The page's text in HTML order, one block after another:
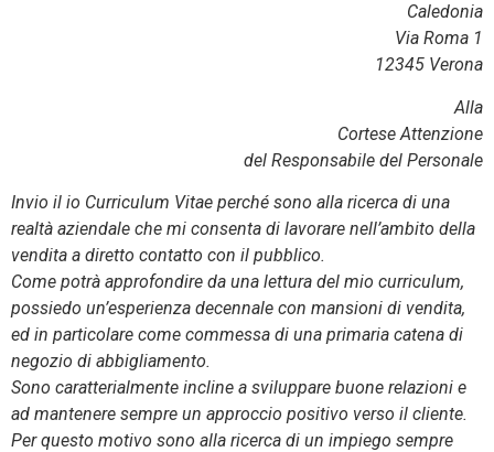
Caledonia
Via Roma 1
12345 Verona
Alla
Cortese Attenzione
del Responsabile del Personale
Invio il io Curriculum Vitae perché sono alla ricerca di una
realtà aziendale che mi consenta di lavorare nell’ambito della
vendita a diretto contatto con il pubblico.
Come potrà approfondire da una lettura del mio curriculum,
possiedo un’esperienza decennale con mansioni di vendita,
ed in particolare come commessa di una primaria catena di
negozio di abbigliamento.
Sono caratterialmente incline a sviluppare buone relazioni e
ad mantenere sempre un approccio positivo verso il cliente.
Per questo motivo sono alla ricerca di un impiego sempre